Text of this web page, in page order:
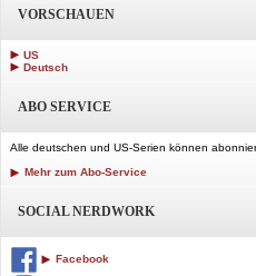
VORSCHAUEN
US
Deutsch
ABO SERVICE
Alle deutschen und US-Serien können
Mehr zum Abo-Service
SOCIAL NERDWORK
Facebook